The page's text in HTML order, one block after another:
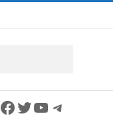
Facebook
Twitter
YouTube